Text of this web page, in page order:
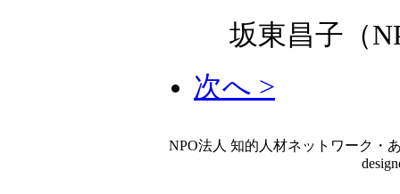
坂東昌子（
次へ >
NPO法人 知的人材ネットワーク・